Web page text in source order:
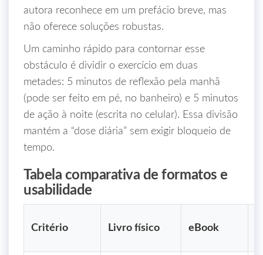
autora reconhece em um prefácio breve, mas
não oferece soluções robustas.
Um caminho rápido para contornar esse
obstáculo é dividir o exercício em duas
metades: 5 minutos de reflexão pela manhã
(pode ser feito em pé, no banheiro) e 5 minutos
de ação à noite (escrita no celular). Essa divisão
mantém a “dose diária” sem exigir bloqueio de
tempo.
Tabela comparativa de formatos e
usabilidade
Critério Livro físico eBook